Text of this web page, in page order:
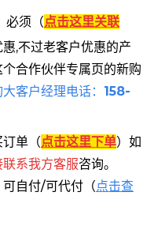
必须 （点击这里关联
,不过老客户优惠的产
合作伙伴专属页的新购
客户经理电话： 158-
单（点击这里下单） 如
联系我方客服咨询。
自付/可代付（点击查